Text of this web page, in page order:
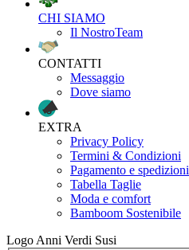
CHI SIAMO
Il NostroTeam
CONTATTI
Messaggio
Dove siamo
EXTRA
Privacy Policy
Termini & Condizioni
Pagamento e spedizioni
Tabella Taglie
Moda e comfort
Bamboom Sostenibile
Logo Anni Verdi Susi